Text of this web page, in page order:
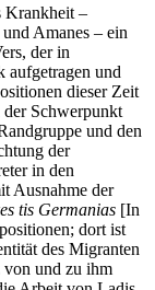
Krankheit –
Amanes – ein
der in
aufgetragen und
dieser Zeit
Schwerpunkt
und den
der
in den
Ausnahme der
tis Germanias [In
dort ist
des Migranten
von und zu ihm